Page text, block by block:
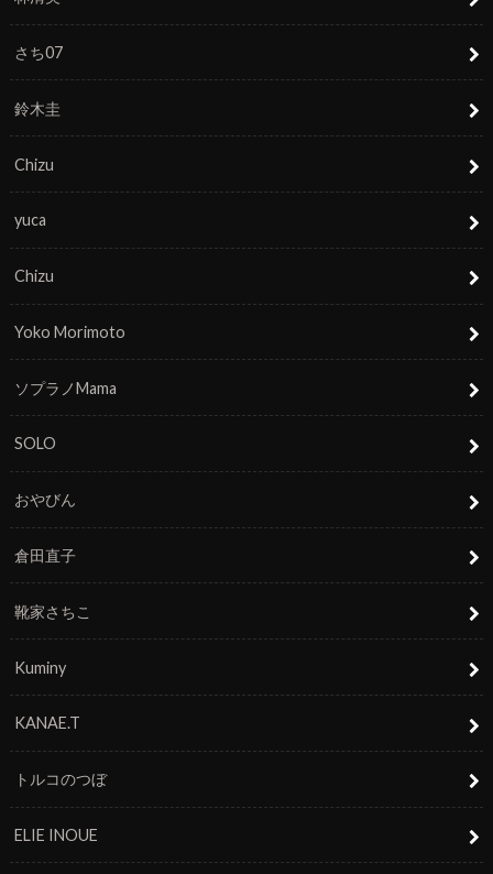
さち07
鈴木圭
Chizu
yuca
Chizu
Yoko Morimoto
ソプラノMama
SOLO
おやびん
倉田直子
靴家さちこ
Kuminy
KANAE.T
トルコのつぼ
ELIE INOUE